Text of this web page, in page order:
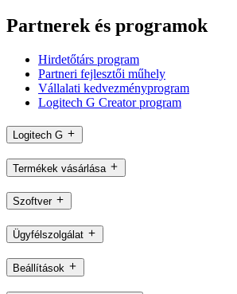
Partnerek és programok
Hirdetőtárs program
Partneri fejlesztői műhely
Vállalati kedvezményprogram
Logitech G Creator program
Logitech G
Termékek vásárlása
Szoftver
Ügyfélszolgálat
Beállítások